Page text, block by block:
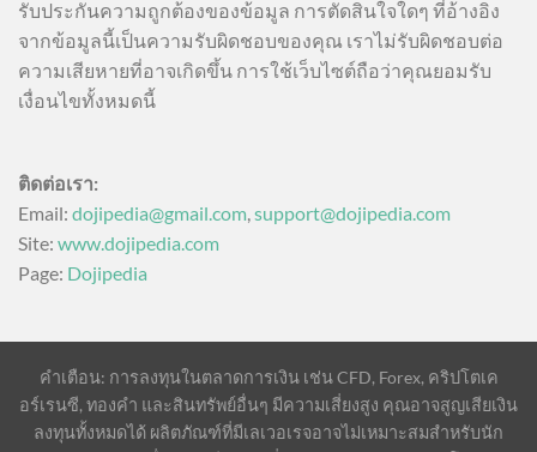
รับประกันความถูกต้องของข้อมูล การตัดสินใจใดๆ ที่อ้างอิง
จากข้อมูลนี้เป็นความรับผิดชอบของคุณ เราไม่รับผิดชอบต่อ
ความเสียหายที่อาจเกิดขึ้น การใช้เว็บไซต์ถือว่าคุณยอมรับ
เงื่อนไขทั้งหมดนี้
ติดต่อเรา:
Email: dojipedia@gmail.com,support@dojipedia.com
Site: www.dojipedia.com
Page: Dojipedia
คำเตือน: การลงทุนในตลาดการเงิน เช่น CFD, Forex, คริปโตเค
อร์เรนซี, ทองคำ และสินทรัพย์อื่นๆ มีความเสี่ยงสูง คุณอาจสูญเสียเงิน
ลงทุนทั้งหมดได้ ผลิตภัณฑ์ที่มีเลเวอเรจอาจไม่เหมาะสมสำหรับนัก